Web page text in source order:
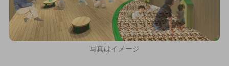
写真はイメージ